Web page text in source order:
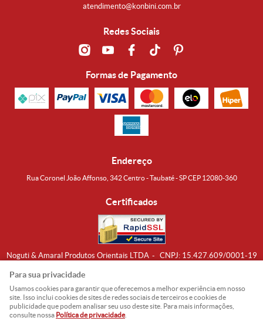
atendimento@konbini.com.br
Redes Sociais
Formas de Pagamento
Endereço
Rua Coronel João Affonso, 342 Centro - Taubaté - SP CEP 12080-360
Certificados
Noguti & Amaral Produtos Orientais LTDA CNPJ: 15.427.609/0001-19
Para sua privacidade
Usamos cookies para garantir que oferecemos a melhor experiência em nosso
site. Isso inclui cookies de sites de redes sociais de terceiros e cookies de
publicidade que podem analisar seu uso deste site. Para mais informações,
consulte nossa Política de privacidade.